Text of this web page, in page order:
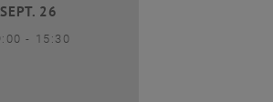
SEPT. 26
- bis
15:30